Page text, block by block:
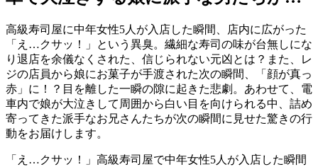
高級寿司屋に中年女性5人が入店した瞬間、店内に広がった
「え…クサッ！」という異臭。繊細な寿司の味が台無しにな
り退店を余儀なくされた、信じられない元凶とは？また、レ
ジの店員から娘にお菓子が手渡された次の瞬間、「顔が真っ
赤」に！？目を離した一瞬の隙に起きた悲劇。あわせて、電
車内で娘が大泣きして周囲から白い目を向けられる中、詰め
寄ってきた派手なお兄さんたちが次の瞬間に見せた驚きの行
動をお届けします。
「え…クサッ！」高級寿司屋で中年女性5人が入店した瞬間